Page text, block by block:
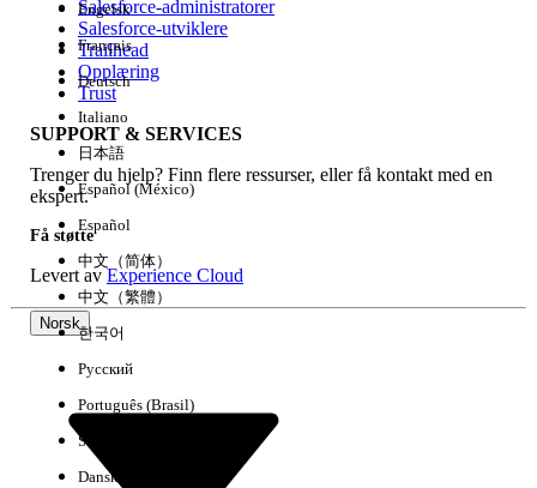
Salesforce-administratorer
Salesforce-utviklere
Trailhead
Opplæring
Trust
SUPPORT & SERVICES
Trenger du hjelp? Finn flere ressurser, eller få kontakt med en
ekspert.
Få støtte
Levert avExperience Cloud
Norsk
Engelsk
Français
Deutsch
Italiano
日本語
Español (México)
Español
中文（简体）
中文（繁體）
한국어
Русский
Português (Brasil)
Suomi
Dansk